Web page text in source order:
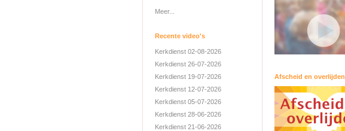
Meer...
Recente video's
Kerkdienst 02-08-2026
Kerkdienst 26-07-2026
Kerkdienst 19-07-2026
Kerkdienst 12-07-2026
Kerkdienst 05-07-2026
Kerkdienst 28-06-2026
Kerkdienst 21-06-2026
Afscheid en overlijden